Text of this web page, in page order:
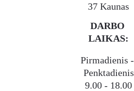
Pirmadienis -
Penktadienis
9.00 - 18.00
37 Kaunas
DARBO
LAIKAS: